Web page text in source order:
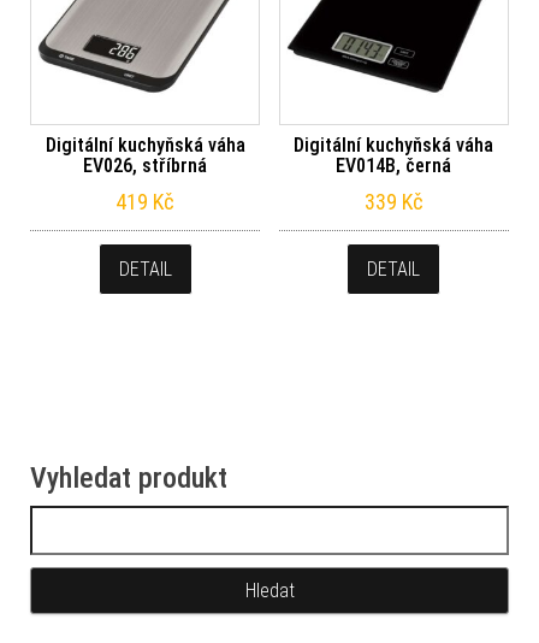
Digitální kuchyňská váha
EV026, stříbrná
419 Kč
DETAIL
Digitální kuchyňská váha
EV014B, černá
339 Kč
DETAIL
Vyhledat produkt